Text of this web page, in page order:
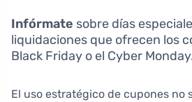
Infórmate sobre días
liquidaciones que ofrecen los
Black Friday o el Cyber
El uso estratégico de cupones no